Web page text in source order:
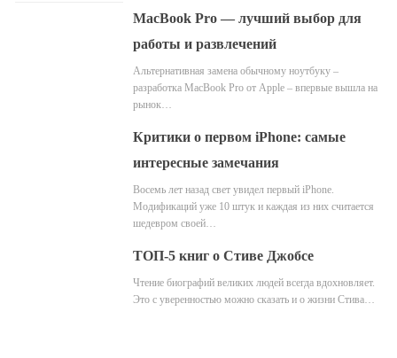
MacBook Pro — лучший выбор для
работы и развлечений
Альтернативная замена обычному ноутбуку –
разработка MacBook Pro от Apple – впервые вышла на
рынок…
Критики о первом iPhone: самые
интересные замечания
Восемь лет назад свет увидел первый iPhone.
Модификаций уже 10 штук и каждая из них считается
шедевром своей…
ТОП-5 книг о Стиве Джобсе
Чтение биографий великих людей всегда вдохновляет.
Это с уверенностью можно сказать и о жизни Стива…